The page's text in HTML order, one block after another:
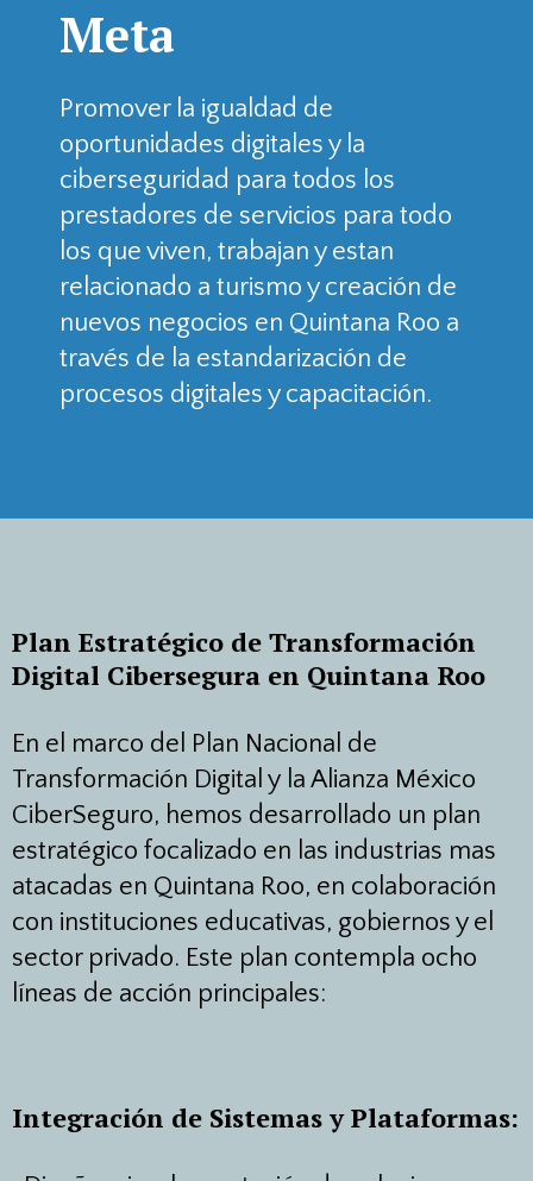
Meta
Promover la igualdad de
oportunidades digitales y la
ciberseguridad para todos los
prestadores de servicios para todo
los que viven, trabajan y estan
relacionado a turismo y creación de
nuevos negocios en Quintana Roo a
través de la estandarización de
procesos digitales y capacitación.
Plan Estratégico de Transformación
Digital Cibersegura en Quintana Roo
En el marco del Plan Nacional de
Transformación Digital y la Alianza México
CiberSeguro, hemos desarrollado un plan
estratégico focalizado en las industrias mas
atacadas en Quintana Roo, en colaboración
con instituciones educativas, gobiernos y el
sector privado. Este plan contempla ocho
líneas de acción principales:
Integración de Sistemas y Plataformas: